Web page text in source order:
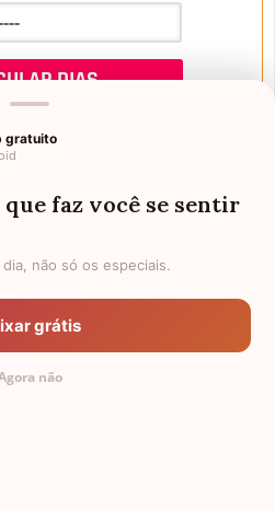
de Aniversário
FALTAM 3 DIAS PARA O MEU
ANIVERSÁRIO
gratuito
faz você se sentir
não só os especiais.
grátis
não